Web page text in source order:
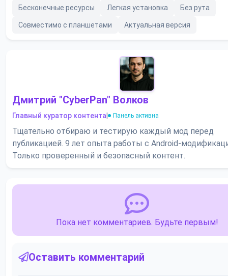
Бесконечные ресурсы Легкая установка Без рута
Совместимо с планшетами Актуальная версия
Дмитрий "CyberPan" Волков
Главный куратор контента Панель активна
Тщательно отбираю и тестирую каждый мод перед
публикацией. 9 лет опыта работы с Android-
Только проверенный и безопасный контент.
Пока нет комментариев. Будьте первым!
Оставить комментарий